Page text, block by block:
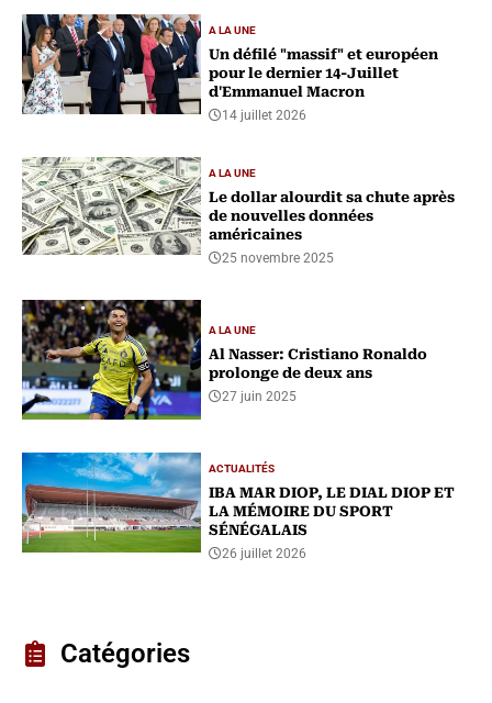
A LA UNE
Un défilé "massif" et européen
pour le dernier 14-Juillet
d'Emmanuel Macron
14 juillet 2026
A LA UNE
Le dollar alourdit sa chute après
de nouvelles données
américaines
25 novembre 2025
A LA UNE
Al Nasser: Cristiano Ronaldo
prolonge de deux ans
27 juin 2025
ACTUALITÉS
IBA MAR DIOP, LE DIAL DIOP ET
LA MÉMOIRE DU SPORT
SÉNÉGALAIS
26 juillet 2026
Catégories